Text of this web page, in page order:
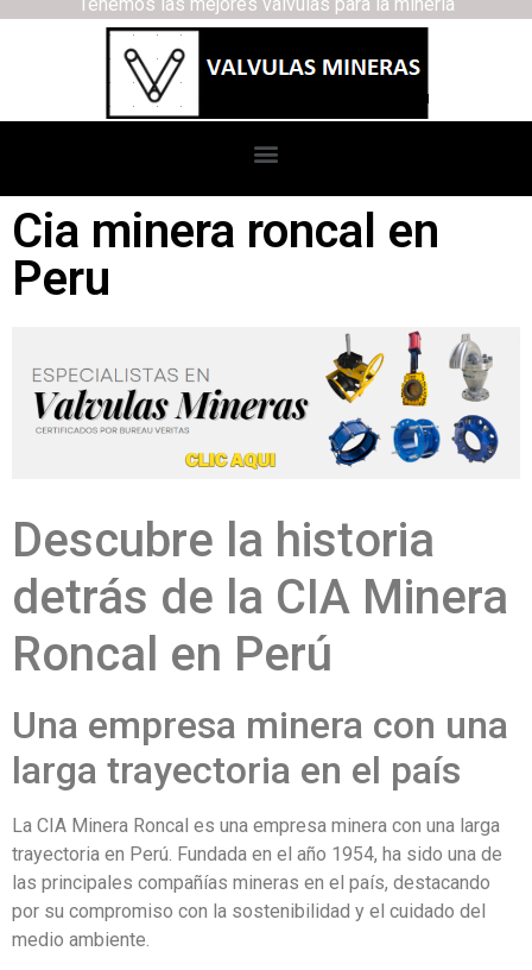
Cia minera roncal en
Peru
Descubre la historia
detrás de la CIA Minera
Roncal en Perú
Una empresa minera con una
larga trayectoria en el país
La CIA Minera Roncal es una empresa minera con una larga
trayectoria en Perú. Fundada en el año 1954, ha sido una de
las principales compañías mineras en el país, destacando
por su compromiso con la sostenibilidad y el cuidado del
medio ambiente.